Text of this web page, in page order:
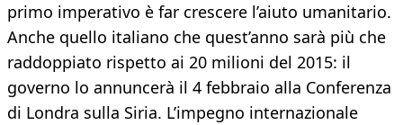
primo imperativo è far crescere l’aiuto umanitario.
Anche quello italiano che quest’anno sarà più che
raddoppiato rispetto ai 20 milioni del 2015: il
governo lo annuncerà il 4 febbraio alla Conferenza
di Londra sulla Siria. L’impegno internazionale